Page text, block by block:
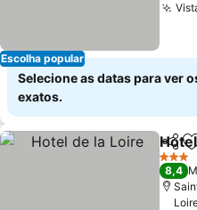
Escolha popular
Selecione as datas para ver
exatos.
3
8,4